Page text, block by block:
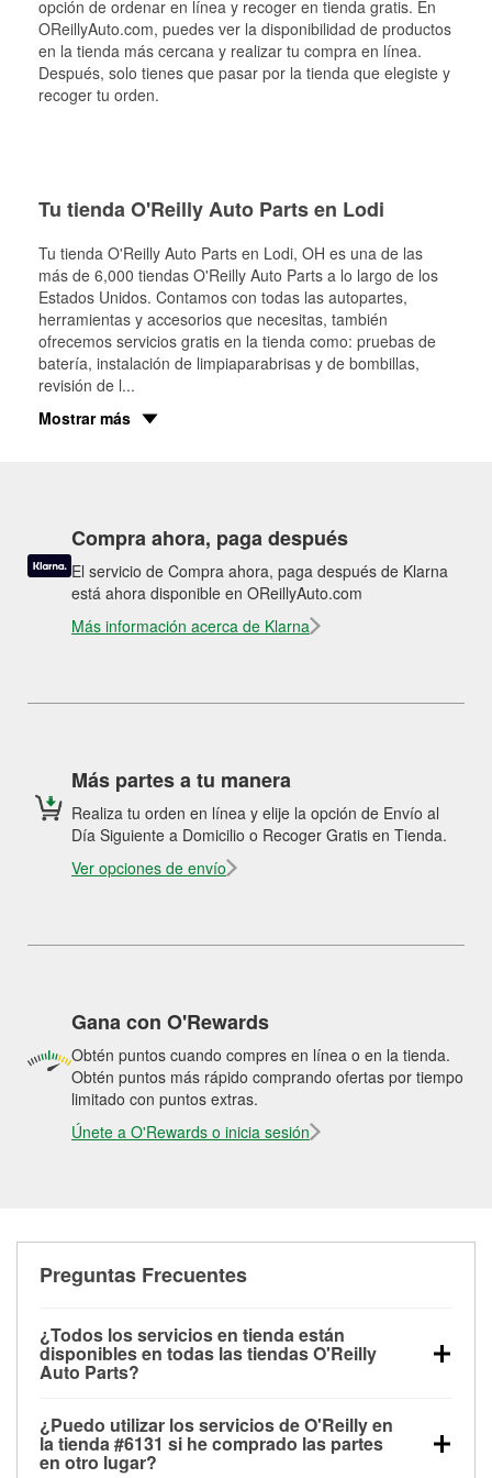
opción de ordenar en línea y recoger en tienda gratis. En
OReillyAuto.com, puedes ver la disponibilidad de productos
en la tienda más cercana y realizar tu compra en línea.
Después, solo tienes que pasar por la tienda que elegiste y
recoger tu orden.
Tu tienda O'Reilly Auto Parts en Lodi
Tu tienda O'Reilly Auto Parts en Lodi, OH es una de las
más de 6,000 tiendas O'Reilly Auto Parts a lo largo de los
Estados Unidos. Contamos con todas las autopartes,
herramientas y accesorios que necesitas, también
ofrecemos servicios gratis en la tienda como: pruebas de
batería, instalación de limpiaparabrisas y de bombillas,
revisión de l...
Mostrar más
Compra ahora, paga después
El servicio de Compra ahora, paga después de Klarna
está ahora disponible en OReillyAuto.com
Más información acerca de Klarna
Más partes a tu manera
Realiza tu orden en línea y elije la opción de Envío al
Día Siguiente a Domicilio o Recoger Gratis en Tienda.
Ver opciones de envío
Gana con O'Rewards
Obtén puntos cuando compres en línea o en la tienda.
Obtén puntos más rápido comprando ofertas por tiempo
limitado con puntos extras.
Únete a O'Rewards o inicia sesión
Preguntas Frecuentes
¿Todos los servicios en tienda están
disponibles en todas las tiendas O'Reilly
Auto Parts?
las pruebas de batería, pruebas de alternador y
motor de arranque, revisión de la luz “Check Engine”
¿Puedo utilizar los servicios de O'Reilly en
la tienda #6131 si he comprado las partes
en otro lugar?